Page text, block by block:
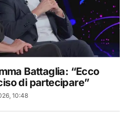
Battaglia: “Ecco
di partecipare”
10:48